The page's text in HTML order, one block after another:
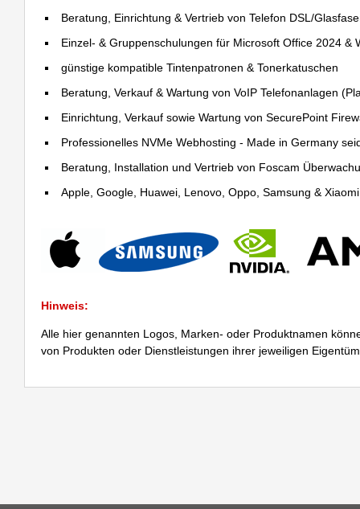
Beratung, Einrichtung & Vertrieb von Telefon DSL/
Einzel- & Gruppenschulungen für Microsoft Office 2024 &
günstige kompatible Tintenpatronen & Tonerkatuschen
Beratung, Verkauf & Wartung von VoIP Telefonanlagen
Einrichtung, Verkauf sowie Wartung von SecurePoint
Professionelles NVMe Webhosting - Made in Germany
Beratung, Installation und Vertrieb von Foscam
Apple, Google, Huawei, Lenovo, Oppo, Samsung &
Hinweis:
Alle hier genannten Logos, Marken- oder Produktnamen
von Produkten oder Dienstleistungen ihrer jeweiligen